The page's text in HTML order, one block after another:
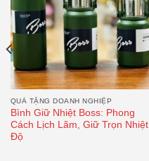
QUÀ TẶNG DOANH NGHIỆP
Bình Giữ Nhiệt Boss: Phong
Cách Lịch Lãm, Giữ Trọn Nhiệt
Độ